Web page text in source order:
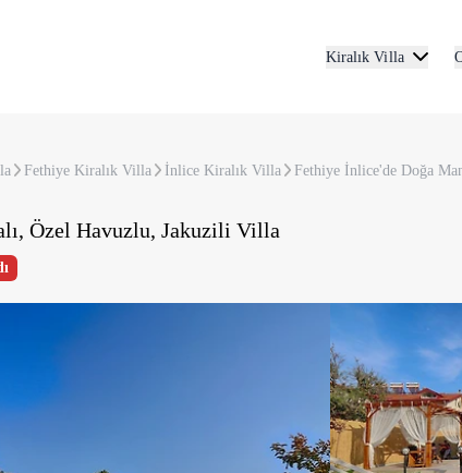
Kiralık Villa
Fethiye Kiralık Villa İnlice Kiralık Villa Fethiye İnlice'de Doğa
Özel Havuzlu, Jakuzili Villa